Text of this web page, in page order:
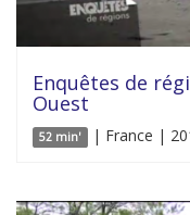
Enquêtes de
Ouest
52 min' | France |